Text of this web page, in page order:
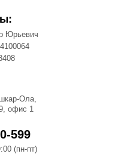
Юрьевич
Ола,
офис 1
599
(пн-пт)